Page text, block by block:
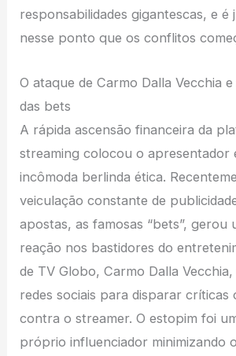
responsabilidades gigantescas, e é
nesse ponto que os conflitos
O ataque de Carmo Dalla Vecchia
das bets
A rápida ascensão financeira da
streaming colocou o apresentador
incômoda berlinda ética.
veiculação constante de
apostas, as famosas “bets”, gerou
reação nos bastidores do
de TV Globo, Carmo Dalla
redes sociais para disparar críticas
contra o streamer. O estopim foi
próprio influenciador minimizando